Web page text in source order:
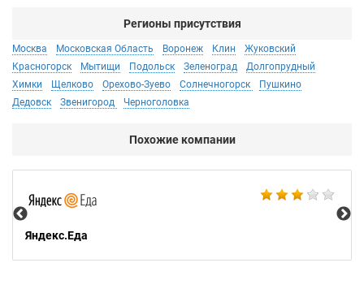
Регионы присутствия
Москва Московская Область Воронеж Клин
Жуковский
Красногорск
Мытищи Подольск Зеленоград
Долгопрудный
Химки
Щелково Орехово-Зуево Солнечногорск
Пушкино
Дедовск
Звенигород Черноголовка
Похожие компании
Яндекс.Еда